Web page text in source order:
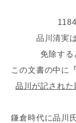
品川清実
免除する
この文書の中に
品川が記された
鎌倉時代に品川